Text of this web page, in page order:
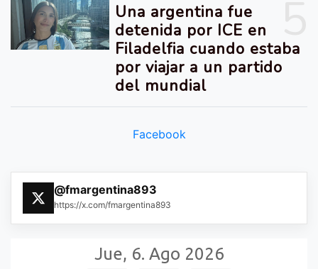
Una argentina fue
detenida por ICE en
Filadelfia cuando estaba
por viajar a un partido
del mundial
Facebook
@fmargentina893
https://x.com/fmargentina893